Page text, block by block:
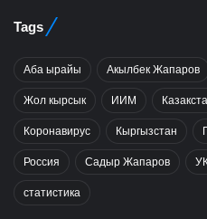
Tags
Аба ырайы Акылбек Жапаров
Жол кырсык ИИМ
Коронавирус Кыргызстан
Россия Садыр Жапаров
статистика